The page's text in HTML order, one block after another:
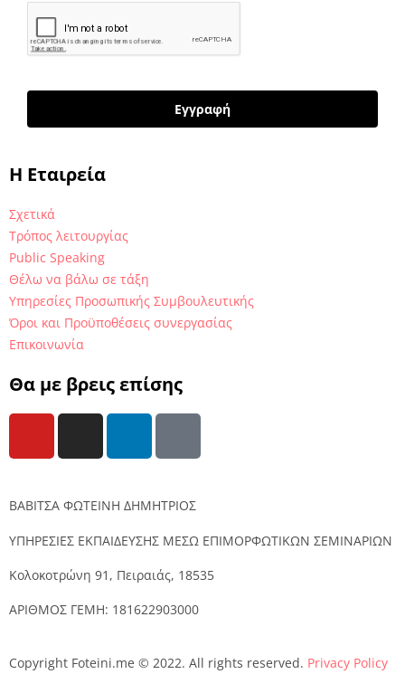
Εγγραφή
H Εταιρεία
Σχετικά
Τρόπος λειτουργίας
Public Speaking
Θέλω να βάλω σε τάξη
Υπηρεσίες Προσωπικής Συμβουλευτικής
Όροι και Προϋποθέσεις συνεργασίας
Επικοινωνία
Θα με βρεις επίσης
ΒΑΒΙΤΣΑ ΦΩΤΕΙΝΗ ΔΗΜΗΤΡΙΟΣ
ΥΠΗΡΕΣΙΕΣ ΕΚΠΑΙΔΕΥΣΗΣ ΜΕΣΩ ΕΠΙΜΟΡΦΩΤΙΚΩΝ ΣΕΜΙΝΑΡΙΩΝ
Κολοκοτρώνη 91, Πειραιάς, 18535
ΑΡΙΘΜΟΣ ΓΕΜΗ: 181622903000
Copyright Foteini.me © 2022. All rights reserved. Privacy Policy